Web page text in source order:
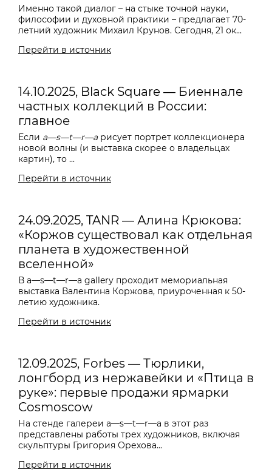
Именно такой диалог – на стыке точной науки,
философии и духовной практики – предлагает 70-
летний художник Михаил Крунов. Сегодня, 21 ок...
Перейти в источник
14.10.2025, Black Square — Биеннале
частных коллекций в России:
главное
Если a—s—t—r—aрисует портрет коллекционера
новой волны (и выставка скорее о владельцах
картин), то ...
Перейти в источник
24.09.2025, TANR — Алина Крюкова:
«Коржов существовал как отдельная
планета в художественной
вселенной»
В a—s—t—r—a gallery проходит мемориальная
выставка Валентина Коржова, приуроченная к 50-
летию художника.
Перейти в источник
12.09.2025, Forbes — Тюрлики,
лонгборд из нержавейки и «Птица в
руке»: первые продажи ярмарки
Cosmoscow
На стенде галереи a—s—t—r—a в этот раз
представлены работы трех художников, включая
скульптуры Григория Орехова...
Перейти в источник